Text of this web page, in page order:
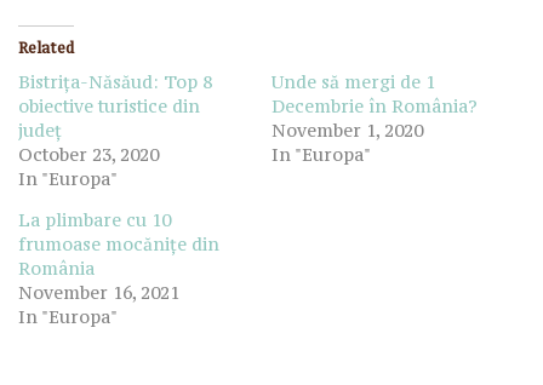
Related
Bistrița-Năsăud: Top 8
obiective turistice din
județ
October 23, 2020
In "Europa"
Unde să mergi de 1
Decembrie în România?
November 1, 2020
In "Europa"
La plimbare cu 10
frumoase mocănițe din
România
November 16, 2021
In "Europa"